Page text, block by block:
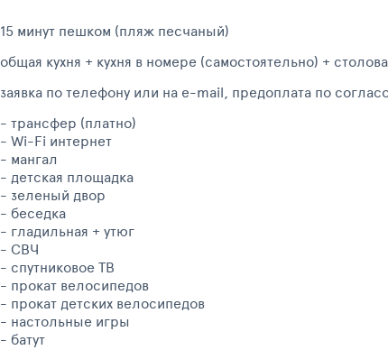
15 минут пешком (пляж песчаный)
общая кухня + кухня в номере (самостоятельно) +
заявка по телефону или на e-mail, предоплата по
- трансфер (платно)
- Wi-Fi интернет
- мангал
- детская площадка
- зеленый двор
- беседка
- гладильная + утюг
- СВЧ
- спутниковое ТВ
- прокат велосипедов
- прокат детских велосипедов
- настольные игры
- батут